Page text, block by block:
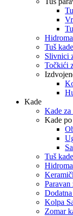
Tuš kade
Slivnici
Točkići
Kade
Kade
Kade
Tuš kade
Paravan
Kolpa
Zomar